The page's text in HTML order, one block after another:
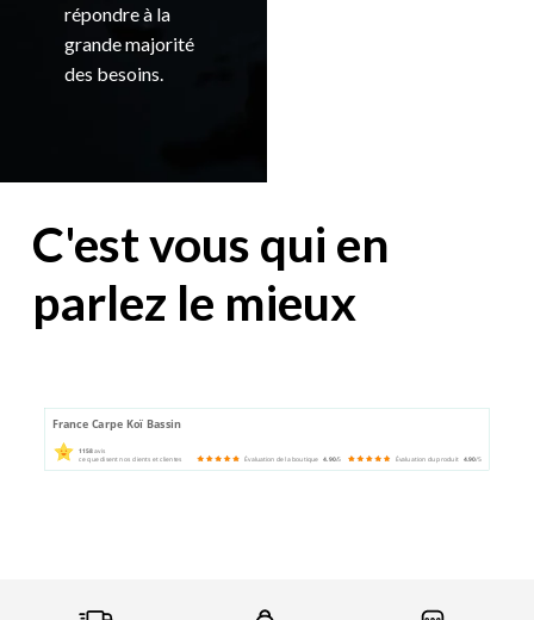
répondre à la
grande majorité
des besoins.
C'est vous qui en
parlez le mieux
France Carpe Koï Bassin
1158avis
ce que disent nos clients et clientes Évaluation de la boutique 4.90/5 Évaluation du produit 4.90/5